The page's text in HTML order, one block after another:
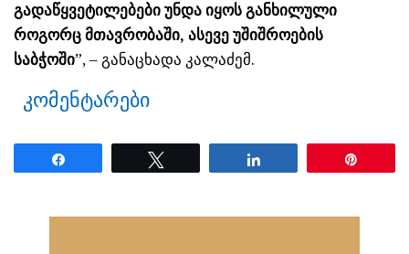
გადაწყვეტილებები უნდა იყოს განხილული
როგორც მთავრობაში, ასევე უშიშროების
საბჭოში”, – განაცხადა კალაძემ.
კომენტარები